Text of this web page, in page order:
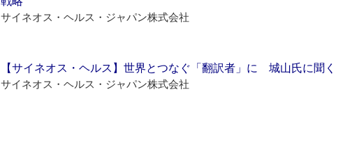
サイネオス・ヘルス・ジャパン株式会社
【サイネオス・ヘルス】世界とつなぐ「翻訳者」に 城山氏に聞く
サイネオス・ヘルス・ジャパン株式会社